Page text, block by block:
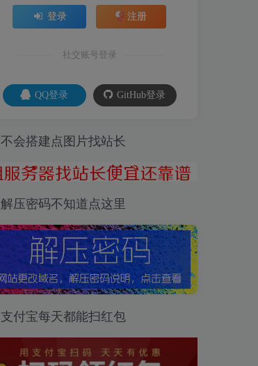
登录 注册
社交账号登录
QQ登录 GitHub登录
不会搭建点图片找站长
解压密码不知道点这里
支付宝每天都能扫红包